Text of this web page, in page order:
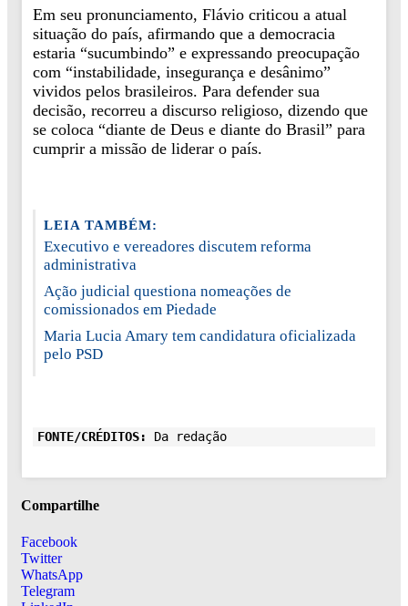
Em seu pronunciamento, Flávio criticou a atual
situação do país, afirmando que a democracia
estaria “sucumbindo” e expressando preocupação
com “instabilidade, insegurança e desânimo”
vividos pelos brasileiros. Para defender sua
decisão, recorreu a discurso religioso, dizendo que
se coloca “diante de Deus e diante do Brasil” para
cumprir a missão de liderar o país.
LEIA TAMBÉM:
Executivo e vereadores discutem reforma
administrativa
Ação judicial questiona nomeações de
comissionados em Piedade
Maria Lucia Amary tem candidatura oficializada
pelo PSD
FONTE/CRÉDITOS: Da redação
Compartilhe
Facebook
Twitter
WhatsApp
Telegram